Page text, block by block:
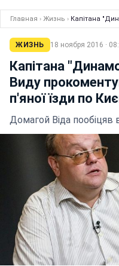
Главная › Жизнь › Капітана
ЖИЗНЬ 18 ноября 2016 ·
Капітана
Виду
п'яної їзди по
Домагой Віда пообіцяв